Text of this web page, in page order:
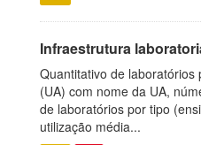
Infraestrutura
Quantitativo de laboratórios
(UA) com nome da UA,
de laboratórios por tipo
utilização média...